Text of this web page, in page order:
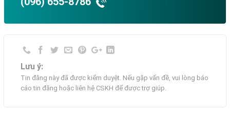
Lưu ý:
Tin đăng này đã được kiểm duyệt. Nếu gặp vấn đề, vui lòng báo
cáo tin đăng hoặc liên hệ CSKH để được trợ giúp.